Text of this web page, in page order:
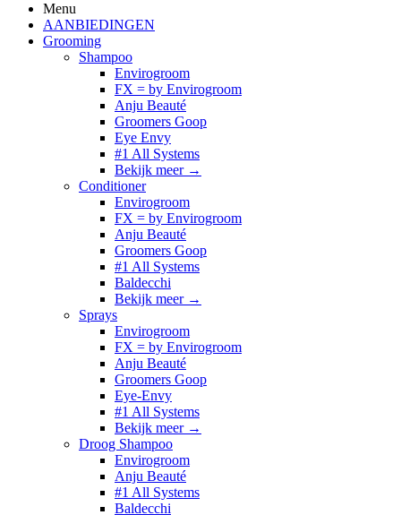
Menu
AANBIEDINGEN
Grooming
Shampoo
Envirogroom
FX = by Envirogroom
Anju Beauté
Groomers Goop
Eye Envy
#1 All Systems
Bekijk meer →
Conditioner
Envirogroom
FX = by Envirogroom
Anju Beauté
Groomers Goop
#1 All Systems
Baldecchi
Bekijk meer →
Sprays
Envirogroom
FX = by Envirogroom
Anju Beauté
Groomers Goop
Eye-Envy
#1 All Systems
Bekijk meer →
Droog Shampoo
Envirogroom
Anju Beauté
#1 All Systems
Baldecchi